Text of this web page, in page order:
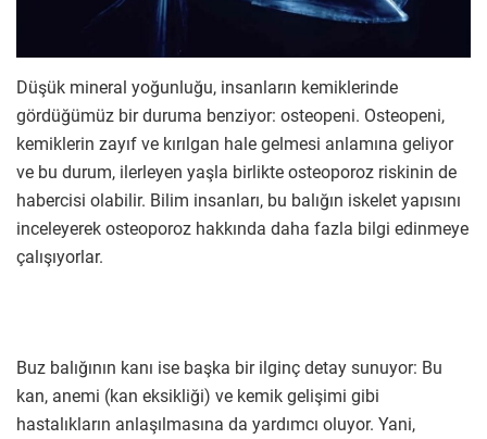
Düşük mineral yoğunluğu, insanların kemiklerinde
gördüğümüz bir duruma benziyor: osteopeni. Osteopeni,
kemiklerin zayıf ve kırılgan hale gelmesi anlamına geliyor
ve bu durum, ilerleyen yaşla birlikte osteoporoz riskinin de
habercisi olabilir. Bilim insanları, bu balığın iskelet yapısını
inceleyerek osteoporoz hakkında daha fazla bilgi edinmeye
çalışıyorlar.
Buz balığının kanı ise başka bir ilginç detay sunuyor: Bu
kan, anemi (kan eksikliği) ve kemik gelişimi gibi
hastalıkların anlaşılmasına da yardımcı oluyor. Yani,